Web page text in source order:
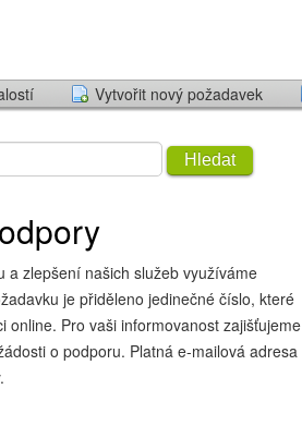
Vytvořit nový požadavek
Hledat
zlepšení našich služeb využíváme
je přiděleno jedinečné číslo, které
Pro vaši informovanost zajišťujeme
o podporu. Platná e-mailová adresa